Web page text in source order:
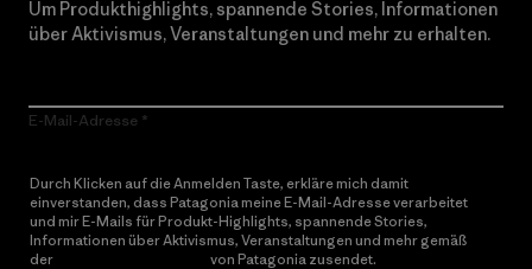
Um Produkthighlights, spannende Stories, Informationen
über Aktivismus, Veranstaltungen und mehr zu erhalten.
E-Mail-Adresse
Durch Klicken auf die Anmelden Taste, erkläre mich damit
einverstanden, dass Patagonia meine E-Mail-Adresse verarbeitet
und mir E-Mails für Produkt-Highlights, spannende Stories,
Informationen über Aktivismus, Veranstaltungen und mehr gemäß
der
von Patagonia zusendet.